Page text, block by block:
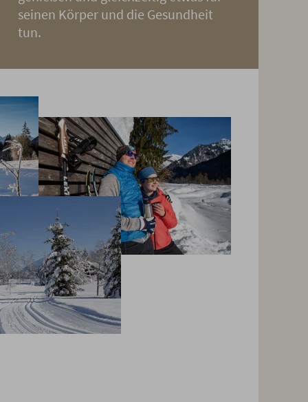
seinen Körper und die Gesundheit
tun.